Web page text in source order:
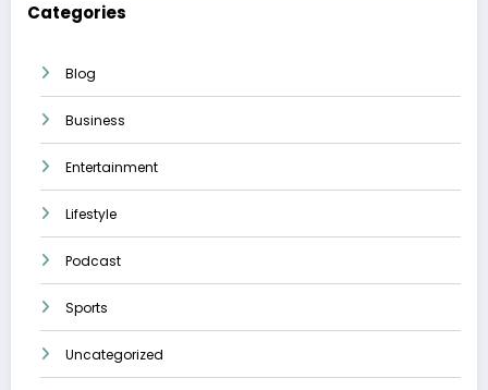
Categories
Blog
Business
Entertainment
Lifestyle
Podcast
Sports
Uncategorized